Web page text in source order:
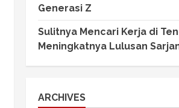
Generasi Z
Sulitnya Mencari Kerja di
Meningkatnya Lulusan
ARCHIVES